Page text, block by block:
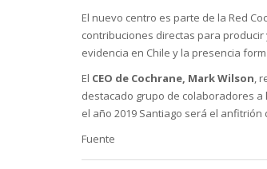
El nuevo centro es parte de la Red
contribuciones directas para
evidencia en Chile y la presencia
El CEO de Cochrane, Mark Wilson,
destacado grupo de colaboradores a
el año 2019 Santiago será el
Fuente